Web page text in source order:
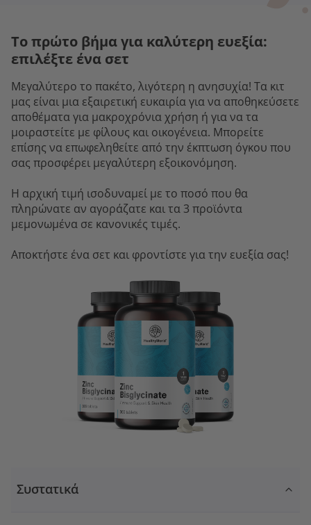
Το πρώτο βήμα για καλύτερη ευεξία:
επιλέξτε ένα σετ
Μεγαλύτερο το πακέτο, λιγότερη η ανησυχία! Τα κιτ
μας είναι μια εξαιρετική ευκαιρία για να αποθηκεύσετε
αποθέματα για μακροχρόνια χρήση ή για να τα
μοιραστείτε με φίλους και οικογένεια. Μπορείτε
επίσης να επωφεληθείτε από την έκπτωση όγκου που
σας προσφέρει μεγαλύτερη εξοικονόμηση.
Η αρχική τιμή ισοδυναμεί με το ποσό που θα
πληρώνατε αν αγοράζατε και τα 3 προϊόντα
μεμονωμένα σε κανονικές τιμές.
Αποκτήστε ένα σετ και φροντίστε για την ευεξία σας!
Συστατικά